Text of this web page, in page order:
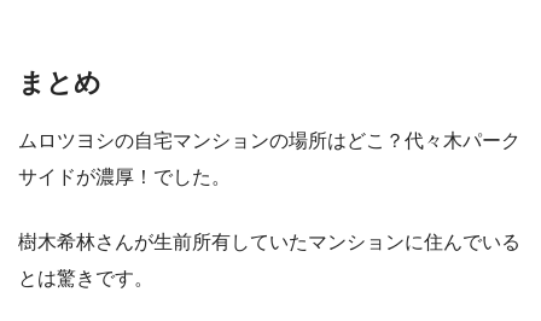
まとめ
ムロツヨシの自宅マンションの場所はどこ？代々木パーク
サイドが濃厚！でした。
樹木希林さんが生前所有していたマンションに住んでいる
とは驚きです。